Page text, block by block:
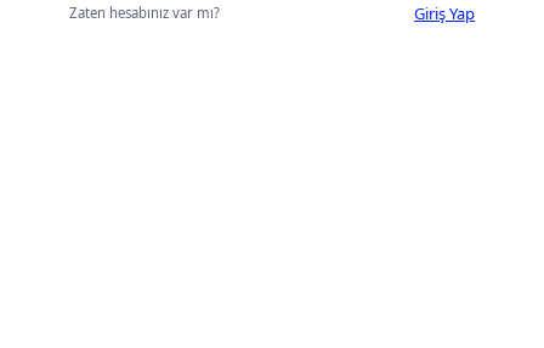
Zaten hesabınız var mı? Giriş Yap